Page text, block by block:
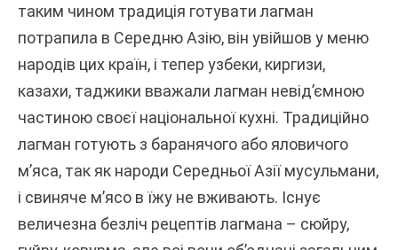
таким чином традиція готувати лагман
потрапила в Середню Азію, він увійшов у меню
народів цих країн, і тепер узбеки, киргизи,
казахи, таджики вважали лагман невід’ємною
частиною своєї національної кухні. Традиційно
лагман готують з баранячого або яловичого
м’яса, так як народи Середньої Азії мусульмани,
і свиняче м’ясо в їжу не вживають. Існує
величезна безліч рецептів лагмана – сюйру,